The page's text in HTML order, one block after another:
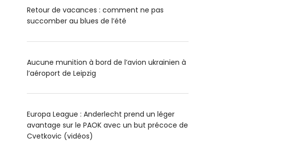
Retour de vacances : comment ne pas
succomber au blues de l’été
Aucune munition à bord de l’avion ukrainien à
l’aéroport de Leipzig
Europa League : Anderlecht prend un léger
avantage sur le PAOK avec un but précoce de
Cvetkovic (vidéos)